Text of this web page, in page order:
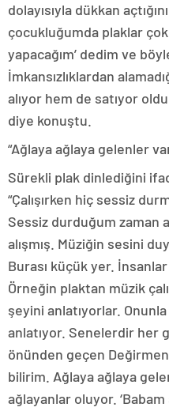
dolayısıyla dükkan
çocukluğumda plaklar çok
yapacağım’ dedim ve
İmkansızlıklardan
alıyor hem de satıyor
diye konuştu.
“Ağlaya ağlaya gelenler
Sürekli plak dinlediğini
“Çalışırken hiç sessiz
Sessiz durduğum zaman
alışmış. Müziğin sesini
Burası küçük yer.
Örneğin plaktan müzik
şeyini anlatıyorlar.
anlatıyor. Senelerdir her
önünden geçen
bilirim. Ağlaya ağlaya
ağlayanlar oluyor.